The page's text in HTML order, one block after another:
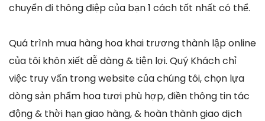
chuyển đi thông điệp của bạn 1 cách tốt nhất có thể.
Quá trình mua hàng hoa khai trương thành lập online
của tôi khôn xiết dễ dàng & tiện lợi. Quý Khách chỉ
việc truy vấn trong website của chúng tôi, chọn lựa
dòng sản phẩm hoa tươi phù hợp, điền thông tin tác
động & thời hạn giao hàng, & hoàn thành giao dịch